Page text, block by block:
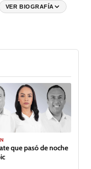
VER BIOGRAFÍA
que pasó de noche